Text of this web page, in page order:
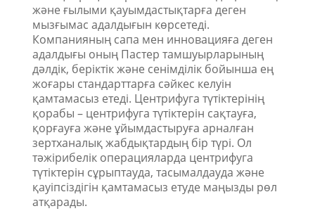
және ғылыми қауымдастықтарға деген
мызғымас адалдығын көрсетеді.
Компанияның сапа мен инновацияға деген
адалдығы оның Пастер тамшуырларының
дәлдік, беріктік және сенімділік бойынша ең
жоғары стандарттарға сәйкес келуін
қамтамасыз етеді. Центрифуга түтіктерінің
қорабы – центрифуга түтіктерін сақтауға,
қорғауға және ұйымдастыруға арналған
зертханалық жабдықтардың бір түрі. Ол
тәжірибелік операцияларда центрифуга
түтіктерін сұрыптауда, тасымалдауда және
қауіпсіздігін қамтамасыз етуде маңызды рөл
атқарады.